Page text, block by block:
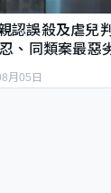
認誤殺及虐兒
、同類案最惡
月05日